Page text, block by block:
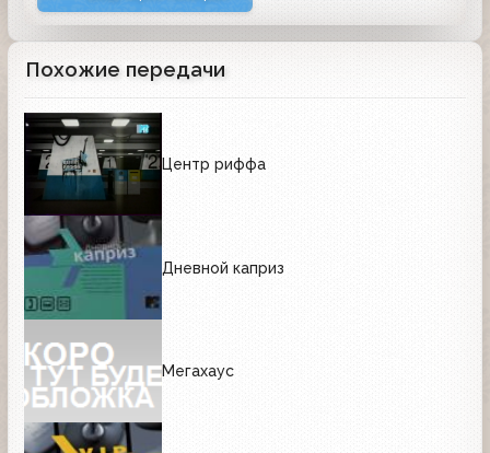
Похожие передачи
Центр риффа
Дневной каприз
Мегахаус